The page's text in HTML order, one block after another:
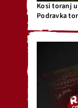
Kosi toranj
Podravka